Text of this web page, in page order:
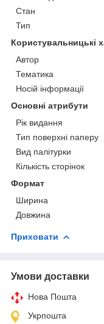
Стан
Тип
Користувальницькі
Автор
Тематика
Носій інформації
Основні атрибути
Рік видання
Тип поверхні паперу
Вид палітурки
Кількість сторінок
Формат
Ширина
Довжина
Приховати
Умови доставки
Нова Пошта
Укрпошта